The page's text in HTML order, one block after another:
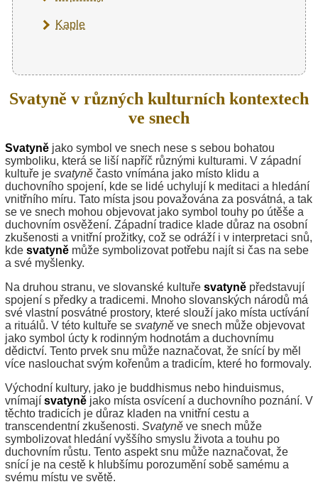
Kaple
Svatyně v různých kulturních kontextech
ve snech
Svatyně jako symbol ve snech nese s sebou bohatou
symboliku, která se liší napříč různými kulturami. V západní
kultuře je svatyně často vnímána jako místo klidu a
duchovního spojení, kde se lidé uchylují k meditaci a hledání
vnitřního míru. Tato místa jsou považována za posvátná, a tak
se ve snech mohou objevovat jako symbol touhy po útěše a
duchovním osvěžení. Západní tradice klade důraz na osobní
zkušenosti a vnitřní prožitky, což se odráží i v interpretaci snů,
kde svatyně může symbolizovat potřebu najít si čas na sebe
a své myšlenky.
Na druhou stranu, ve slovanské kultuře svatyně představují
spojení s předky a tradicemi. Mnoho slovanských národů má
své vlastní posvátné prostory, které slouží jako místa uctívání
a rituálů. V této kultuře se svatyně ve snech může objevovat
jako symbol úcty k rodinným hodnotám a duchovnímu
dědictví. Tento prvek snu může naznačovat, že snící by měl
více naslouchat svým kořenům a tradicím, které ho formovaly.
Východní kultury, jako je buddhismus nebo hinduismus,
vnímají svatyně jako místa osvícení a duchovního poznání. V
těchto tradicích je důraz kladen na vnitřní cestu a
transcendentní zkušenosti. Svatyně ve snech může
symbolizovat hledání vyššího smyslu života a touhu po
duchovním růstu. Tento aspekt snu může naznačovat, že
snící je na cestě k hlubšímu porozumění sobě samému a
svému místu ve světě.